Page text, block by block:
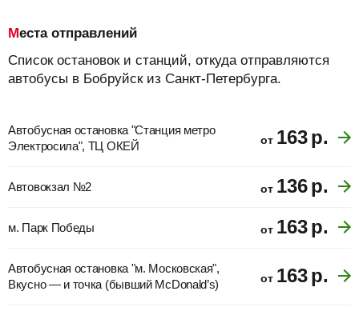
Места отправлений
Список остановок и станций, откуда отправляются
автобусы в Бобруйск из Санкт-Петербурга.
Автобусная остановка "Станция метро
Электросила", ТЦ ОКЕЙ
от 163р.
Автовокзал №2 от 136р.
м. Парк Победы от 163р.
Автобусная остановка "м. Московская",
Вкусно — и точка (бывший McDonald’s)
от 163р.